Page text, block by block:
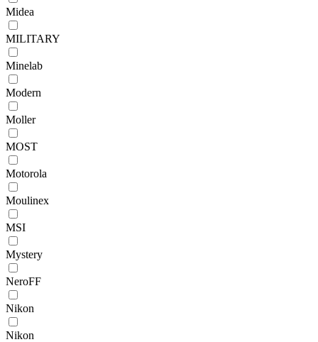
Midea
MILITARY
Minelab
Modern
Moller
MOST
Motorola
Moulinex
MSI
Mystery
NeroFF
Nikon
Nikon